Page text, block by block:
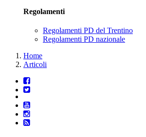
Regolamenti
Regolamenti PD del Trentino
Regolamenti PD nazionale
Home
Articoli